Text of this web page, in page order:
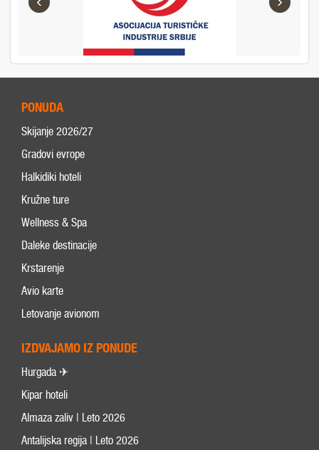
PONUDA
Skijanje 2026/27
Gradovi evrope
Halkidiki hoteli
Kružne ture
Wellness & Spa
Daleke destinacije
Krstarenje
Avio karte
Letovanje avionom
IZDVAJAMO IZ PONUDE
Hurgada ✈
Kipar hoteli
Almaza zaliv | Leto 2026
Antalijska regija | Leto 2026